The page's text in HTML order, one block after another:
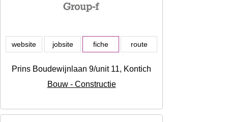
website jobsite fiche route
Prins Boudewijnlaan 9/unit 11, Kontich
Bouw - Constructie